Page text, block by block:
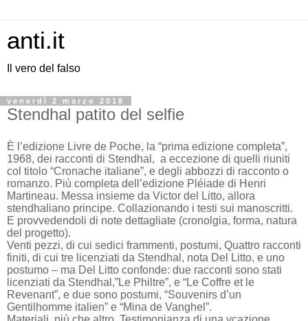
anti.it
Il vero del falso
venerdì 2 marzo 2018
Stendhal patito del selfie
È l’edizione Livre de Poche, la “prima edizione completa”,
1968, dei racconti di Stendhal, a eccezione di quelli riuniti
col titolo “Cronache italiane”, e degli abbozzi di racconto o
romanzo. Più completa dell’edizione Pléiade di Henri
Martineau. Messa insieme da Victor del Litto, allora
stendhaliano principe. Collazionando i testi sui manoscritti.
E provvedendoli di note dettagliate (cronolgia, forma, natura
del progetto).
Venti pezzi, di cui sedici frammenti, postumi, Quattro racconti
finiti, di cui tre licenziati da Stendhal, nota Del Litto, e uno
postumo – ma Del Litto confonde: due racconti sono stati
licenziati da Stendhal,”Le Philtre”, e “Le Coffre et le
Revenant”, e due sono postumi, “Souvenirs d’un
Gentilhomme italien” e “Mina de Vanghel”.